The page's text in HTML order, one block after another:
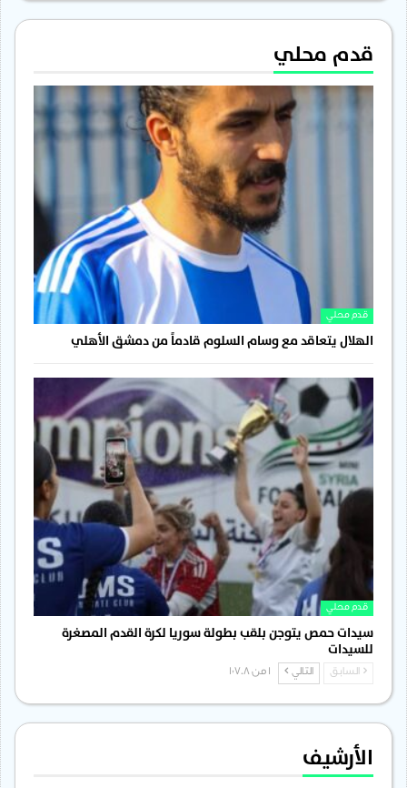
قدم محلي
قدم محلي
الهلال يتعاقد مع وسام السلوم قادماً من دمشق الأهلي
قدم محلي
سيدات حمص يتوجن بلقب بطولة سوريا لكرة القدم المصغرة
للسيدات
السابق التالي
الأرشيف